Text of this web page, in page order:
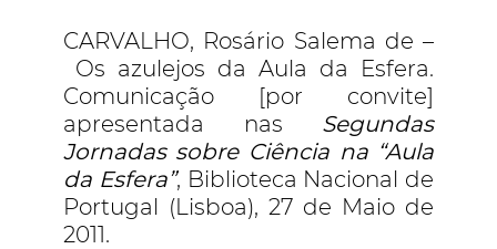
CARVALHO, Rosário Salema de –
Os azulejos da Aula da Esfera.
Comunicação [por convite]
apresentada nas Segundas
Jornadas sobre Ciência na “Aula
da Esfera”, Biblioteca Nacional de
Portugal (Lisboa), 27 de Maio de
2011.